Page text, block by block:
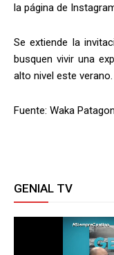
la página de
Se extiende la
busquen vivir una
alto nivel este verano.
Fuente: Waka
GENIAL TV